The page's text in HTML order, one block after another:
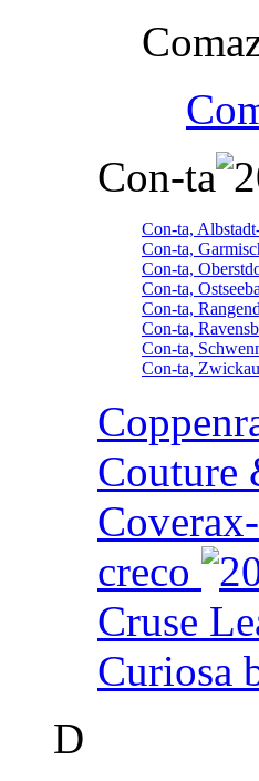
Con-ta
Con-ta,
Con-ta,
Con-ta,
Con-ta,
Con-ta,
Con-ta,
Con-ta,
Con-ta, Zwickau
Couture
creco
Cruse
Curiosa
D